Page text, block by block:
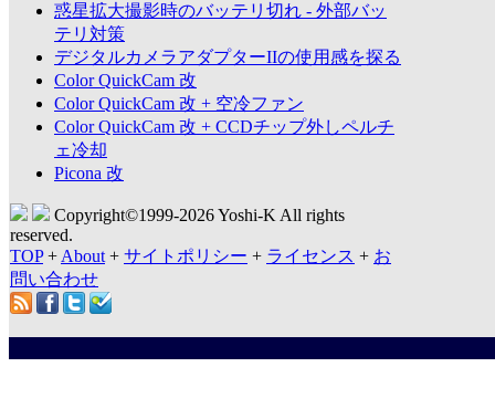
惑星拡大撮影時のバッテリ切れ - 外部バッ
テリ対策
デジタルカメラアダプターIIの使用感を探る
Color QuickCam 改
Color QuickCam 改 + 空冷ファン
Color QuickCam 改 + CCDチップ外しペルチ
ェ冷却
Picona 改
Copyright©1999-2026 Yoshi-K All rights
reserved.
TOP+ About + サイトポリシー + ライセンス + お
問い合わせ